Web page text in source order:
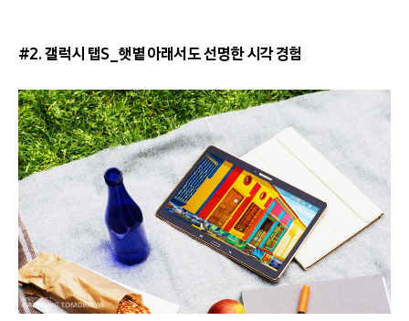
#2. 갤럭시 탭S_햇볕 아래서도 선명한 시각 경험